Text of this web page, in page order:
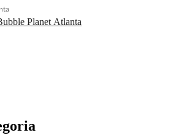
Planet Atlanta